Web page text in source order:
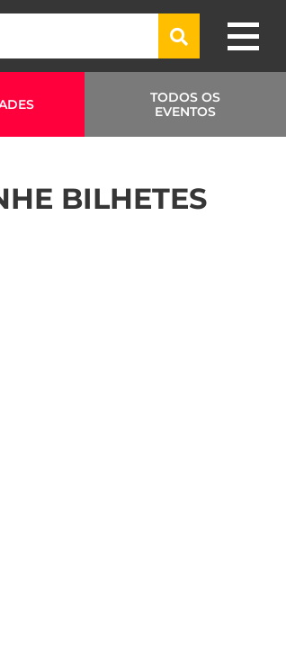
TODOS OS
EVENTOS
BILHETES